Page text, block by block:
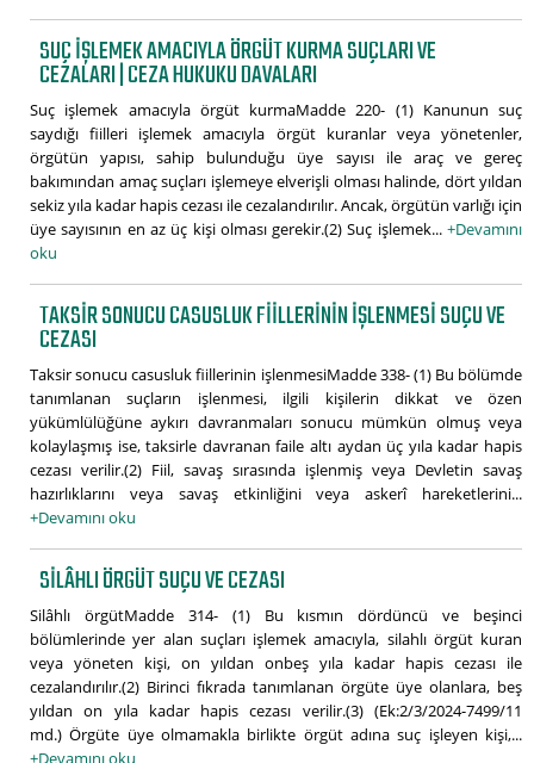
SUÇ IŞLEMEK AMACIYLA ÖRGÜT KURMA SUÇLARI VE
CEZALARI | CEZA HUKUKU DAVALARI
Suç işlemek amacıyla örgüt kurmaMadde 220- (1) Kanunun suç
saydığı fiilleri işlemek amacıyla örgüt kuranlar veya yönetenler,
örgütün yapısı, sahip bulunduğu üye sayısı ile araç ve gereç
bakımından amaç suçları işlemeye elverişli olması halinde, dört yıldan
sekiz yıla kadar hapis cezası ile cezalandırılır. Ancak, örgütün varlığı için
üye sayısının en az üç kişi olması gerekir.(2) Suç işlemek... +Devamını
oku
TAKSIR SONUCU CASUSLUK FIILLERININ IŞLENMESI SUÇU VE
CEZASI
Taksir sonucu casusluk fiillerinin işlenmesiMadde 338- (1) Bu bölümde
tanımlanan suçların işlenmesi, ilgili kişilerin dikkat ve özen
yükümlülüğüne aykırı davranmaları sonucu mümkün olmuş veya
kolaylaşmış ise, taksirle davranan faile altı aydan üç yıla kadar hapis
cezası verilir.(2) Fiil, savaş sırasında işlenmiş veya Devletin savaş
hazırlıklarını veya savaş etkinliğini veya askerî hareketlerini...
+Devamını oku
SILÂHLI ÖRGÜT SUÇU VE CEZASI
Silâhlı örgütMadde 314- (1) Bu kısmın dördüncü ve beşinci
bölümlerinde yer alan suçları işlemek amacıyla, silahlı örgüt kuran
veya yöneten kişi, on yıldan onbeş yıla kadar hapis cezası ile
cezalandırılır.(2) Birinci fıkrada tanımlanan örgüte üye olanlara, beş
yıldan on yıla kadar hapis cezası verilir.(3) (Ek:2/3/2024-7499/11
md.) Örgüte üye olmamakla birlikte örgüt adına suç işleyen kişi,...
+Devamını oku